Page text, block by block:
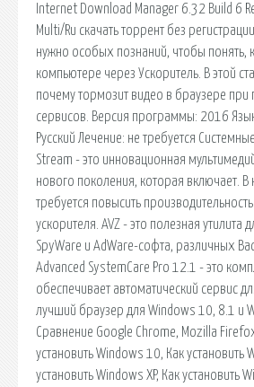
Internet Download Manager 6.32 Build 6
Multi/Ru скачать торрент без
нужно особых познаний, чтобы понять,
компьютере через Ускоритель. В этой
почему тормозит видео в браузере
сервисов. Версия программы: 2016
Русский Лечение: не требуется
Stream - это инновационная
нового поколения, которая включает. В
требуется повысить
ускорителя. AVZ - это полезная утилита
SpyWare и AdWare-софта, различных
Advanced SystemCare Pro 12.1 - это
обеспечивает автоматический сервис
лучший браузер для Windows 10, 8.1 и
Сравнение Google Chrome, Mozilla
установить Windows 10, Как установить
установить Windows XP, Как установить